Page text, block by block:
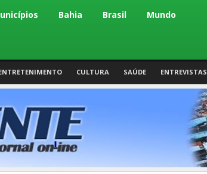
Bahia Brasil Mundo
CULTURA SAÚDE ENTREVISTAS